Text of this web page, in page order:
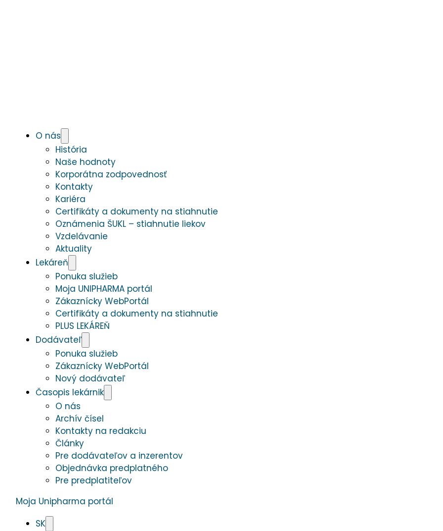
O nás
História
Naše hodnoty
Korporátna zodpovednosť
Kontakty
Kariéra
Certifikáty a dokumenty na stiahnutie
Oznámenia ŠUKL – stiahnutie liekov
Vzdelávanie
Aktuality
Lekáreň
Ponuka služieb
Moja UNIPHARMA portál
Zákaznícky WebPortál
Certifikáty a dokumenty na stiahnutie
PLUS LEKÁREŇ
Dodávateľ
Ponuka služieb
Zákaznícky WebPortál
Nový dodávateľ
Časopis lekárnik
O nás
Archív čísel
Kontakty na redakciu
Články
Pre dodávateľov a inzerentov
Objednávka predplatného
Pre predplatiteľov
Moja Unipharma portál
SK